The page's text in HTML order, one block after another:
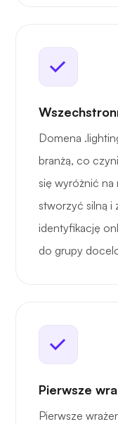
Domena
branżą, co
się wyróżnić
stworzyć silną i
identyfikację
do grupy
Pierwsze
Pierwsze